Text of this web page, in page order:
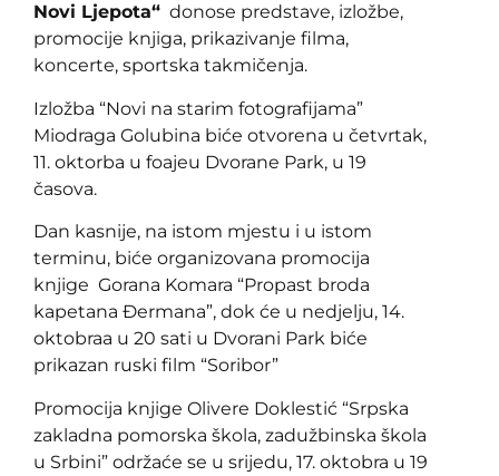
Novi Ljepota“ donose predstave, izložbe,
promocije knjiga, prikazivanje filma,
koncerte, sportska takmičenja.
Izložba “Novi na starim fotografijama”
Miodraga Golubina biće otvorena u četvrtak,
11. oktorba u foajeu Dvorane Park, u 19
časova.
Dan kasnije, na istom mjestu i u istom
terminu, biće organizovana promocija
knjige Gorana Komara “Propast broda
kapetana Đermana”, dok će u nedjelju, 14.
oktobraa u 20 sati u Dvorani Park biće
prikazan ruski film “Soribor”
Promocija knjige Olivere Doklestić “Srpska
zakladna pomorska škola, zadužbinska škola
u Srbini” održaće se u srijedu, 17. oktobra u 19